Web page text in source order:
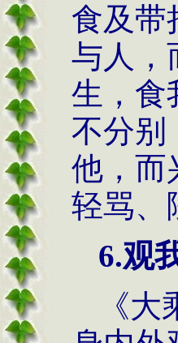
食及带
与人，
生，食
不分别
他，而
轻骂、
6.观
《